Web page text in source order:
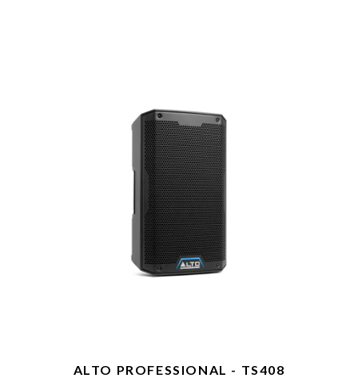
ALTO PROFESSIONAL - TS408